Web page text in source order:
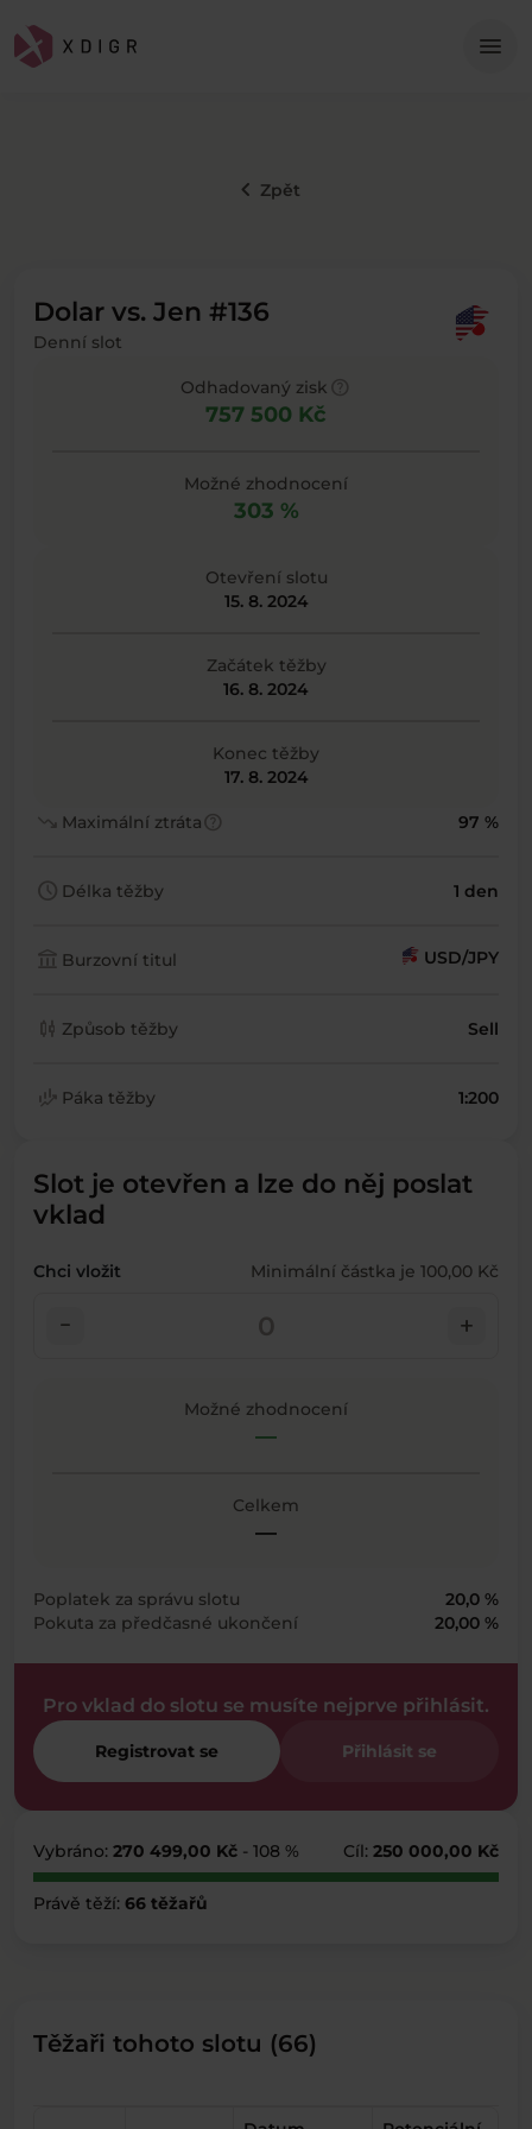
menu
keyboard_arrow_left Zpět
Dolar vs. Jen #136
Denní slot
Odhadovaný zisk
757 500 Kč
Možné zhodnocení
303 %
Otevření slotu
15. 8. 2024
Začátek těžby
16. 8. 2024
Konec těžby
17. 8. 2024
trending_down Maximální ztrátahelp 97 %
schedule Délka těžby 1 den
account_balance Burzovní titul USD/JPY
candlestick_chart Způsob těžby Sell
finance_mode Páka těžby 1:200
Slot je otevřen a lze do něj poslat
vklad
Chci vložit Minimální částka je 100,00 Kč
check_indeterminate_small add
Možné zhodnocení
—
Celkem
—
Poplatek za správu slotu
20,0 %
Pokuta za předčasné ukončení
20,00 %
Pro vklad do slotu se musíte nejprve přihlásit.
Registrovat se Přihlásit se
Vybráno: 270 499,00 Kč - 108 % Cíl: 250 000,00 Kč
Právě těží: 66 těžařů
Těžaři tohoto slotu (66)